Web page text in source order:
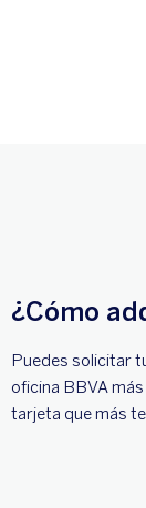
¿Cómo
Puedes solicitar
oficina BBVA
tarjeta que más